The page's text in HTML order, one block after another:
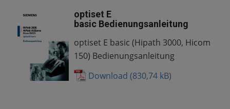
optiset E
basic Bedienungsanleitung
optiset E basic (Hipath 3000, Hicom
150) Bedienungsanleitung
Download